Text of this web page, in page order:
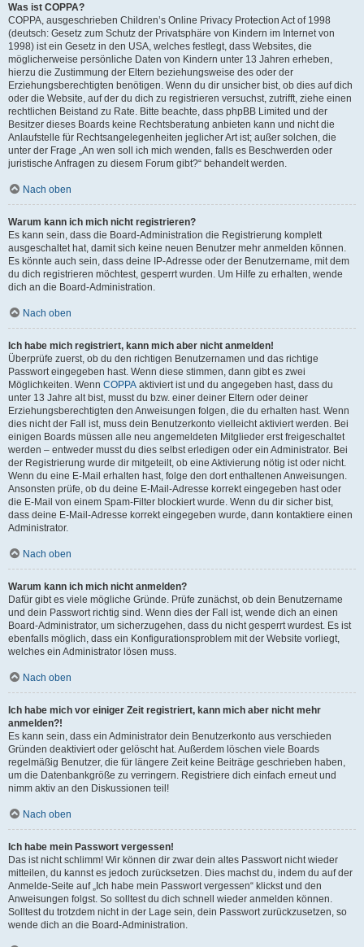
Was ist COPPA?
COPPA, ausgeschrieben Children’s Online Privacy Protection Act of 1998
(deutsch: Gesetz zum Schutz der Privatsphäre von Kindern im Internet von
1998) ist ein Gesetz in den USA, welches festlegt, dass Websites, die
möglicherweise persönliche Daten von Kindern unter 13 Jahren erheben,
hierzu die Zustimmung der Eltern beziehungsweise des oder der
Erziehungsberechtigten benötigen. Wenn du dir unsicher bist, ob dies auf dich
oder die Website, auf der du dich zu registrieren versuchst, zutrifft, ziehe einen
rechtlichen Beistand zu Rate. Bitte beachte, dass phpBB Limited und der
Besitzer dieses Boards keine Rechtsberatung anbieten kann und nicht die
Anlaufstelle für Rechtsangelegenheiten jeglicher Art ist; außer solchen, die
unter der Frage „An wen soll ich mich wenden, falls es Beschwerden oder
juristische Anfragen zu diesem Forum gibt?“ behandelt werden.
Nach oben
Warum kann ich mich nicht registrieren?
Es kann sein, dass die Board-Administration die Registrierung komplett
ausgeschaltet hat, damit sich keine neuen Benutzer mehr anmelden können.
Es könnte auch sein, dass deine IP-Adresse oder der Benutzername, mit dem
du dich registrieren möchtest, gesperrt wurden. Um Hilfe zu erhalten, wende
dich an die Board-Administration.
Nach oben
Ich habe mich registriert, kann mich aber nicht anmelden!
Überprüfe zuerst, ob du den richtigen Benutzernamen und das richtige
Passwort eingegeben hast. Wenn diese stimmen, dann gibt es zwei
Möglichkeiten. Wenn COPPA aktiviert ist und du angegeben hast, dass du
unter 13 Jahre alt bist, musst du bzw. einer deiner Eltern oder deiner
Erziehungsberechtigten den Anweisungen folgen, die du erhalten hast. Wenn
dies nicht der Fall ist, muss dein Benutzerkonto vielleicht aktiviert werden. Bei
einigen Boards müssen alle neu angemeldeten Mitglieder erst freigeschaltet
werden – entweder musst du dies selbst erledigen oder ein Administrator. Bei
der Registrierung wurde dir mitgeteilt, ob eine Aktivierung nötig ist oder nicht.
Wenn du eine E-Mail erhalten hast, folge den dort enthaltenen Anweisungen.
Ansonsten prüfe, ob du deine E-Mail-Adresse korrekt eingegeben hast oder
die E-Mail von einem Spam-Filter blockiert wurde. Wenn du dir sicher bist,
dass deine E-Mail-Adresse korrekt eingegeben wurde, dann kontaktiere einen
Administrator.
Nach oben
Warum kann ich mich nicht anmelden?
Dafür gibt es viele mögliche Gründe. Prüfe zunächst, ob dein Benutzername
und dein Passwort richtig sind. Wenn dies der Fall ist, wende dich an einen
Board-Administrator, um sicherzugehen, dass du nicht gesperrt wurdest. Es ist
ebenfalls möglich, dass ein Konfigurationsproblem mit der Website vorliegt,
welches ein Administrator lösen muss.
Nach oben
Ich habe mich vor einiger Zeit registriert, kann mich aber nicht mehr
anmelden?!
Es kann sein, dass ein Administrator dein Benutzerkonto aus verschieden
Gründen deaktiviert oder gelöscht hat. Außerdem löschen viele Boards
regelmäßig Benutzer, die für längere Zeit keine Beiträge geschrieben haben,
um die Datenbankgröße zu verringern. Registriere dich einfach erneut und
nimm aktiv an den Diskussionen teil!
Nach oben
Ich habe mein Passwort vergessen!
Das ist nicht schlimm! Wir können dir zwar dein altes Passwort nicht wieder
mitteilen, du kannst es jedoch zurücksetzen. Dies machst du, indem du auf der
Anmelde-Seite auf „Ich habe mein Passwort vergessen“ klickst und den
Anweisungen folgst. So solltest du dich schnell wieder anmelden können.
Solltest du trotzdem nicht in der Lage sein, dein Passwort zurückzusetzen, so
wende dich an die Board-Administration.